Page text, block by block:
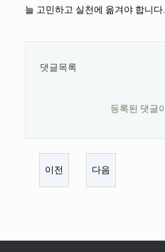
늘 고민하고 실천에 옮겨야 합
댓글목록
등록된 댓글
이전 다음